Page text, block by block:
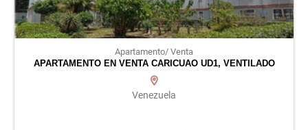
Apartamento/ Venta
APARTAMENTO EN VENTA CARICUAO UD1, VENTILADO
Venezuela